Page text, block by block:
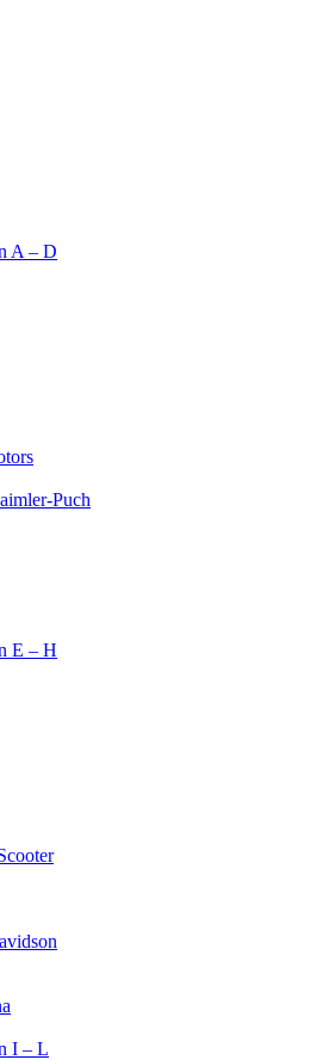
A – D
Puch
E – H
I – L